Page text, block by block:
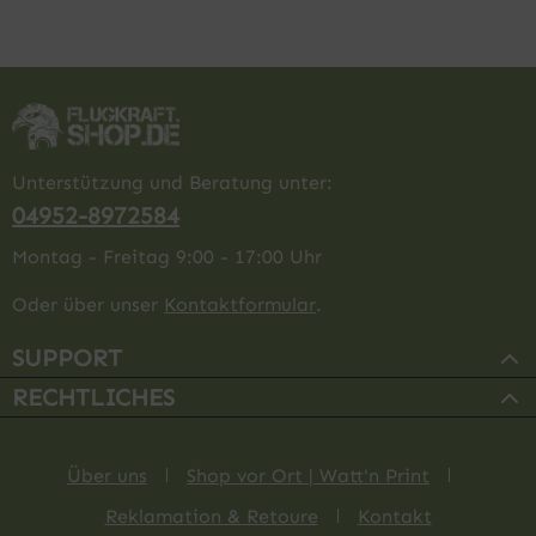
Unterstützung und Beratung unter:
04952-8972584
Montag - Freitag 9:00 - 17:00 Uhr
Oder über unser Kontaktformular.
SUPPORT
RECHTLICHES
Über uns
Shop vor Ort | Watt'n Print
Reklamation & Retoure
Kontakt